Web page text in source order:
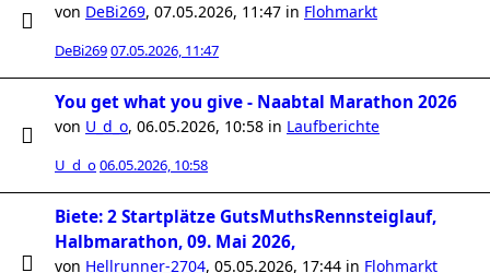
von DeBi269, 07.05.2026, 11:47 in Flohmarkt
DeBi26907.05.2026, 11:47
You get what you give - Naabtal Marathon 2026
von U_d_o, 06.05.2026, 10:58 in Laufberichte
U_d_o06.05.2026, 10:58
Biete: 2 Startplätze GutsMuthsRennsteiglauf,
Halbmarathon, 09. Mai 2026,
von Hellrunner-2704, 05.05.2026, 17:44 in Flohmarkt